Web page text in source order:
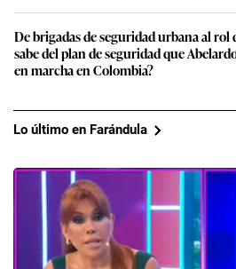
De brigadas de seguridad urbana al rol
sabe del plan de seguridad que
en marcha en Colombia?
Lo último en Farándula